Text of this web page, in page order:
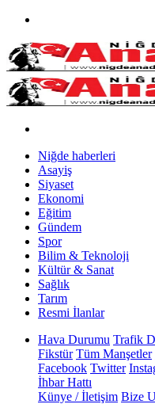
Niğde haberleri
Asayiş
Siyaset
Ekonomi
Eğitim
Gündem
Spor
Bilim & Teknoloji
Kültür & Sanat
Sağlık
Tarım
Resmi İlanlar
Hava Durumu Trafik
Fikstür Tüm Manşetler
Facebook Twitter
İhbar Hattı
Künye / İletişim Bize